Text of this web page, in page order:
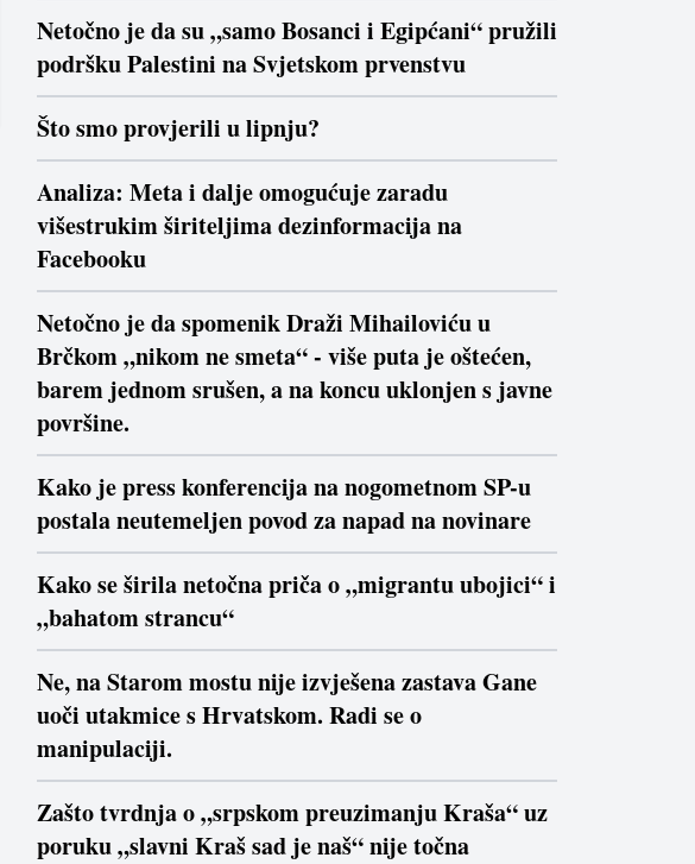
Netočno je da su „samo Bosanci i Egipćani“ pružili
podršku Palestini na Svjetskom prvenstvu
Što smo provjerili u lipnju?
Analiza: Meta i dalje omogućuje zaradu
višestrukim širiteljima dezinformacija na
Facebooku
Netočno je da spomenik Draži Mihailoviću u
Brčkom „nikom ne smeta“ - više puta je oštećen,
barem jednom srušen, a na koncu uklonjen s javne
površine.
Kako je press konferencija na nogometnom SP-u
postala neutemeljen povod za napad na novinare
Kako se širila netočna priča o „migrantu ubojici“ i
„bahatom strancu“
Ne, na Starom mostu nije izvješena zastava Gane
uoči utakmice s Hrvatskom. Radi se o
manipulaciji.
Zašto tvrdnja o „srpskom preuzimanju Kraša“ uz
poruku „slavni Kraš sad je naš“ nije točna